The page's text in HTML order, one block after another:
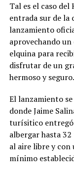
Tal es el caso del
entrada sur de la
lanzamiento
aprovechando
elquina para
disfrutar de un
hermoso y seguro.
El lanzamiento
donde Jaime
turísitico entregó
albergar hasta
al aire libre y con
mínimo